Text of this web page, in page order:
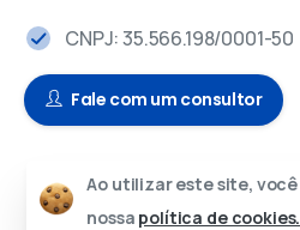
CNPJ: 35.566.198/0001-50
Fale com um consultor
Ao utilizar este site,
nossa política de cookies.